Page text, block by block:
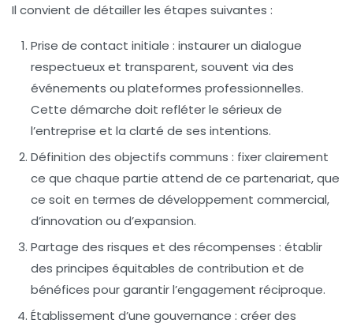
Il convient de détailler les étapes suivantes :
Prise de contact initiale : instaurer un dialogue
respectueux et transparent, souvent via des
événements ou plateformes professionnelles.
Cette démarche doit refléter le sérieux de
l’entreprise et la clarté de ses intentions.
Définition des objectifs communs : fixer clairement
ce que chaque partie attend de ce partenariat, que
ce soit en termes de développement commercial,
d’innovation ou d’expansion.
Partage des risques et des récompenses : établir
des principes équitables de contribution et de
bénéfices pour garantir l’engagement réciproque.
Établissement d’une gouvernance : créer des